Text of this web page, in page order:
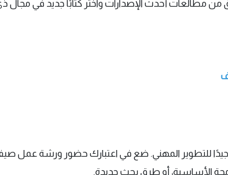
من مطالعات أحدث الإصدارات واختر كتابًا جديد في
للتطوير المهني. ضع في اعتبارك حضور ورشة عمل
الأساسية، أو طرق بحث جديدة.